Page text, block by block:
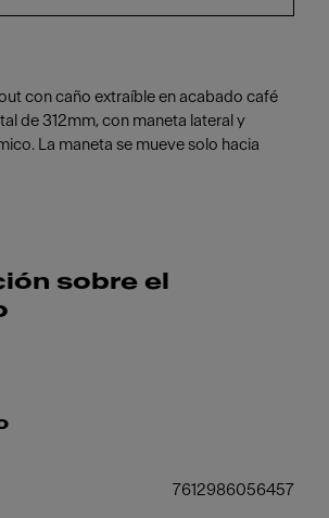
con caño extraíble en acabado café
de 312mm, con maneta lateral y
La maneta se mueve solo hacia
sobre el
7612986056457